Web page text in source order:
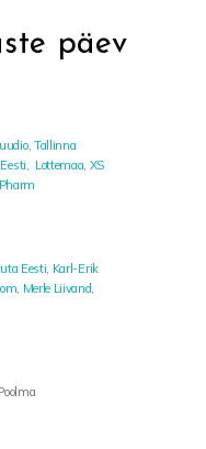
päev
, Tallinna
Lottemaa XS
Eesti Karl-Erik
Merle Liivand